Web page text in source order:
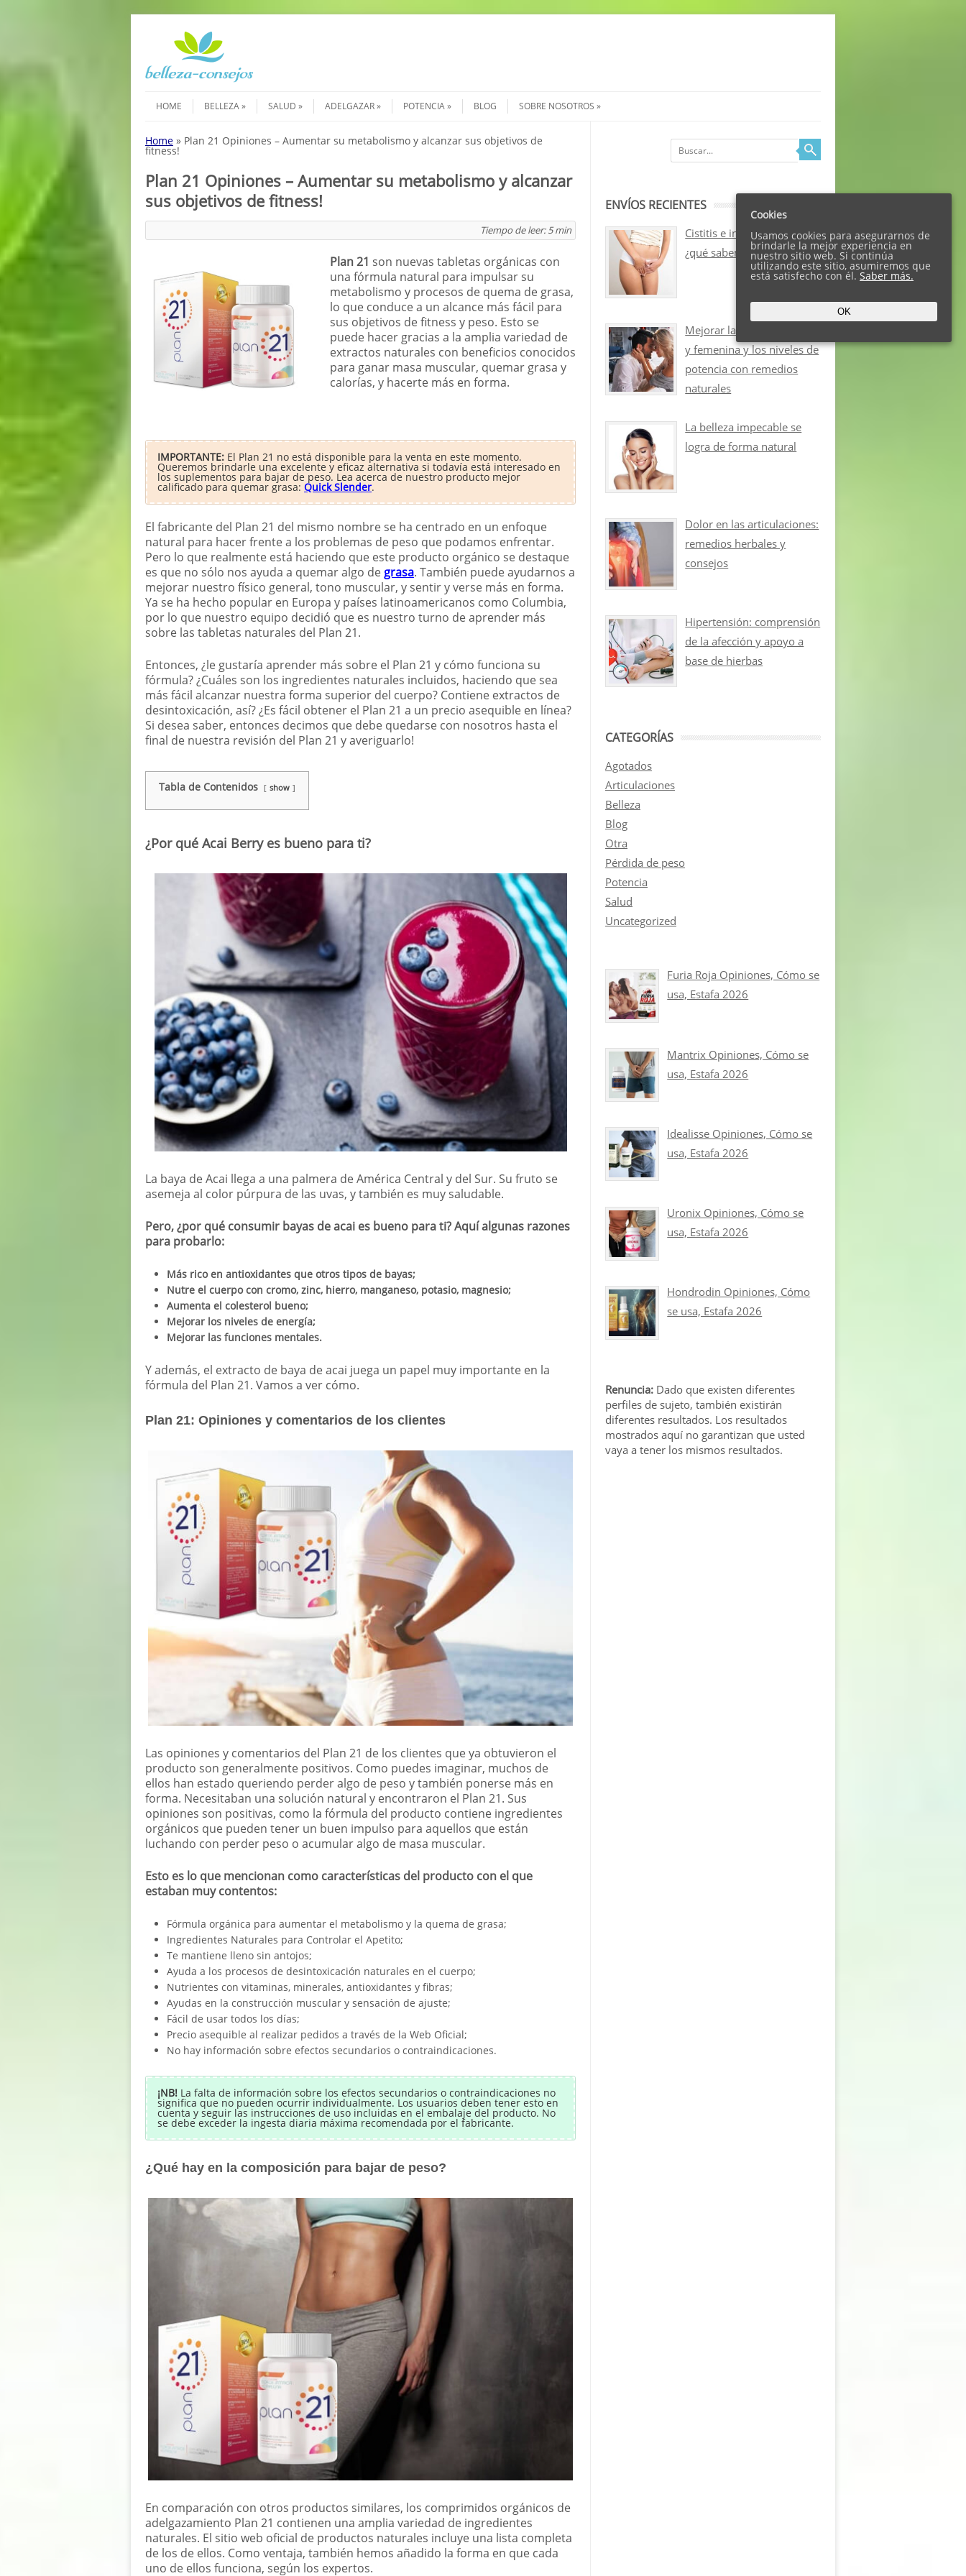
Menú
HOME
BELLEZA SALUD ADELGAZAR POTENCIA BLOG SOBRE NOSOTROS
Home » Plan 21 Opiniones – Aumentar su metabolismo y alcanzar sus objetivos de
fitness!
Plan 21 Opiniones – Aumentar su metabolismo y alcanzar
sus objetivos de fitness!
Tiempo de leer:5 min
Plan 21 son nuevas tabletas orgánicas con
una fórmula natural para impulsar su
metabolismo y procesos de quema de grasa,
lo que conduce a un alcance más fácil para
sus objetivos de fitness y peso. Esto se
puede hacer gracias a la amplia variedad de
extractos naturales con beneficios conocidos
para ganar masa muscular, quemar grasa y
calorías, y hacerte más en forma.
IMPORTANTE: El Plan 21 no está disponible para la venta en este momento.
Queremos brindarle una excelente y eficaz alternativa si todavía está interesado en
los suplementos para bajar de peso. Lea acerca de nuestro producto mejor
calificado para quemar grasa: Quick Slender.
El fabricante del Plan 21 del mismo nombre se ha centrado en un enfoque
natural para hacer frente a los problemas de peso que podamos enfrentar.
Pero lo que realmente está haciendo que este producto orgánico se destaque
es que no sólo nos ayuda a quemar algo de grasa. También puede ayudarnos a
mejorar nuestro físico general, tono muscular, y sentir y verse más en forma.
Ya se ha hecho popular en Europa y países latinoamericanos como Columbia,
por lo que nuestro equipo decidió que es nuestro turno de aprender más
sobre las tabletas naturales del Plan 21.
Entonces, ¿le gustaría aprender más sobre el Plan 21 y cómo funciona su
fórmula? ¿Cuáles son los ingredientes naturales incluidos, haciendo que sea
más fácil alcanzar nuestra forma superior del cuerpo? Contiene extractos de
desintoxicación, así? ¿Es fácil obtener el Plan 21 a un precio asequible en línea?
Si desea saber, entonces decimos que debe quedarse con nosotros hasta el
final de nuestra revisión del Plan 21 y averiguarlo!
Tabla de Contenidos show
¿Por qué Acai Berry es bueno para ti?
La baya de Acai llega a una palmera de América Central y del Sur. Su fruto se
asemeja al color púrpura de las uvas, y también es muy saludable.
Pero, ¿por qué consumir bayas de acai es bueno para ti? Aquí algunas razones
para probarlo:
Más rico en antioxidantes que otros tipos de bayas;
Nutre el cuerpo con cromo, zinc, hierro, manganeso, potasio, magnesio;
Aumenta el colesterol bueno;
Mejorar los niveles de energía;
Mejorar las funciones mentales.
Y además, el extracto de baya de acai juega un papel muy importante en la
fórmula del Plan 21. Vamos a ver cómo.
Plan 21: Opiniones y comentarios de los clientes
Las opiniones y comentarios del Plan 21 de los clientes que ya obtuvieron el
producto son generalmente positivos. Como puedes imaginar, muchos de
ellos han estado queriendo perder algo de peso y también ponerse más en
forma. Necesitaban una solución natural y encontraron el Plan 21. Sus
opiniones son positivas, como la fórmula del producto contiene ingredientes
orgánicos que pueden tener un buen impulso para aquellos que están
luchando con perder peso o acumular algo de masa muscular.
Esto es lo que mencionan como características del producto con el que
estaban muy contentos:
Fórmula orgánica para aumentar el metabolismo y la quema de grasa;
Ingredientes Naturales para Controlar el Apetito;
Te mantiene lleno sin antojos;
Ayuda a los procesos de desintoxicación naturales en el cuerpo;
Nutrientes con vitaminas, minerales, antioxidantes y fibras;
Ayudas en la construcción muscular y sensación de ajuste;
Fácil de usar todos los días;
Precio asequible al realizar pedidos a través de la Web Oficial;
No hay información sobre efectos secundarios o contraindicaciones.
¡NB! La falta de información sobre los efectos secundarios o contraindicaciones no
significa que no pueden ocurrir individualmente. Los usuarios deben tener esto en
cuenta y seguir las instrucciones de uso incluidas en el embalaje del producto. No
se debe exceder la ingesta diaria máxima recomendada por el fabricante.
¿Qué hay en la composición para bajar de peso?
En comparación con otros productos similares, los comprimidos orgánicos de
adelgazamiento Plan 21 contienen una amplia variedad de ingredientes
naturales. El sitio web oficial de productos naturales incluye una lista completa
de los de ellos. Como ventaja, también hemos añadido la forma en que cada
uno de ellos funciona, según los expertos.
ENVÍOS RECIENTES
Cistitis e incontinencia:
¿qué sabemos sobre ellos?
Mejorar la libido masculina
y femenina y los niveles de
potencia con remedios
naturales
La belleza impecable se
logra de forma natural
Dolor en las articulaciones:
remedios herbales y
consejos
Hipertensión: comprensión
de la afección y apoyo a
base de hierbas
CATEGORÍAS
Agotados
Articulaciones
Belleza
Blog
Otra
Pérdida de peso
Potencia
Salud
Uncategorized
Furia Roja Opiniones, Cómo se
usa, Estafa 2026
Mantrix Opiniones, Cómo se
usa, Estafa 2026
Idealisse Opiniones, Cómo se
usa, Estafa 2026
Uronix Opiniones, Cómo se
usa, Estafa 2026
Hondrodin Opiniones, Cómo
se usa, Estafa 2026
Renuncia: Dado que existen diferentes
perfiles de sujeto, también existirán
diferentes resultados. Los resultados
mostrados aquí no garantizan que usted
vaya a tener los mismos resultados.
Cookies
Usamos cookies para asegurarnos de
brindarle la mejor experiencia en
nuestro sitio web. Si continúa
utilizando este sitio, asumiremos que
está satisfecho con él. Saber más.
OK